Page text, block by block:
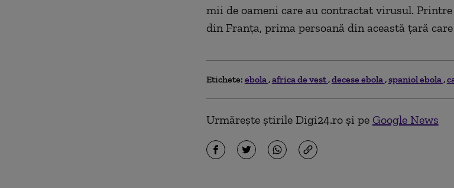
mii de oameni care au contractat virusul. Printre
din Franţa, prima persoană din această ţară
Etichete: ebola africa de vest decese ebola spaniol ebola
Urmărește știrile Digi24.ro și pe Google News